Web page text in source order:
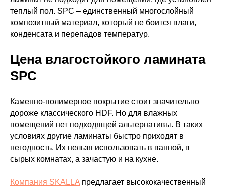
теплый пол. SPC – единственный многослойный
композитный материал, который не боится влаги,
конденсата и перепадов температур.
Цена влагостойкого ламината
SPC
Каменно-полимерное покрытие стоит значительно
дороже классического HDF. Но для влажных
помещений нет подходящей альтернативы. В таких
условиях другие ламинаты быстро приходят в
негодность. Их нельзя использовать в ванной, в
сырых комнатах, а зачастую и на кухне.
Компания SKALLA предлагает высококачественный